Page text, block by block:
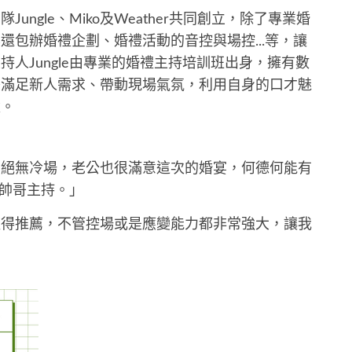
Jungle、Miko及Weather共同創立，除了專業婚
包辦婚禮企劃、婚禮活動的音控與場控...等，讓
人Jungle由專業的婚禮主持培訓班出身，擁有數
足新人需求、帶動現場氣氛，利用自身的口才魅
無冷場，老公也很滿意這次的婚宴，何德何能有
哥主持。」
推薦，不管控場或是應變能力都非常強大，讓我